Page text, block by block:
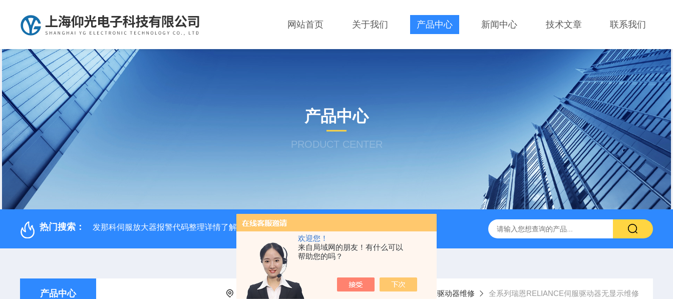
欢迎您！
来自局域网的朋友！有什么可以
帮助您的吗？
网站首页 关于我们 产品中心 新闻中心 技术文章 联系我们
产品中心
PRODUCT CENTER
热门搜索： 发那科伺服放大器报警代码整理详情了解 广州数控GSK980TD系统故障报警分析 全系列ABB变频器ACS88*代码F0010报警维修 FANUC数控系统常见故
产品中心 当前位置：首页 瑞恩故障维修 瑞恩伺服驱动器维修 全系列瑞恩RELIANCE伺服驱动器无显示维修